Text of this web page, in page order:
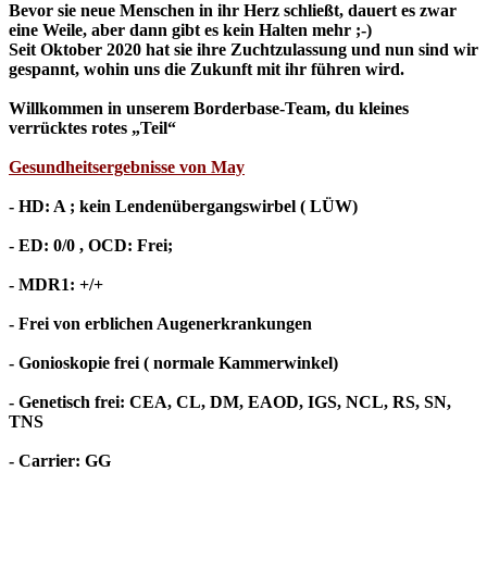
Bevor sie neue Menschen in ihr Herz schließt, dauert es zwar
eine Weile, aber dann gibt es kein Halten mehr ;-)
Seit Oktober 2020 hat sie ihre Zuchtzulassung und nun sind wir
gespannt, wohin uns die Zukunft mit ihr führen wird.
Willkommen in unserem Borderbase-Team, du kleines
verrücktes rotes „Teil“
Gesundheitsergebnisse von May
- HD: A ; kein Lendenübergangswirbel ( LÜW)
- ED: 0/0 , OCD: Frei;
- MDR1: +/+
- Frei von erblichen Augenerkrankungen
- Gonioskopie frei ( normale Kammerwinkel)
- Genetisch frei: CEA, CL, DM, EAOD, IGS, NCL, RS, SN,
TNS
- Carrier: GG